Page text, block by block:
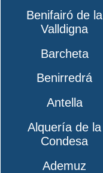
Benifairó de la
Valldigna
Barcheta
Benirredrá
Antella
Alquería de la
Condesa
Ademuz